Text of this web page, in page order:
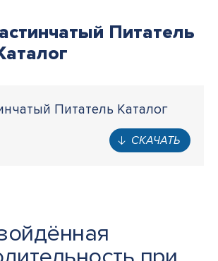
Питатель
Питатель Каталог
СКАЧАТЬ